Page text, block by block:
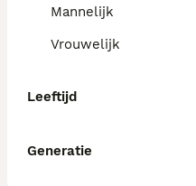
Mannelijk
Vrouwelijk
Leeftijd
Generatie